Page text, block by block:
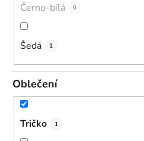
Černo-bílá 0
Šedá 1
Oblečení
Tričko 1